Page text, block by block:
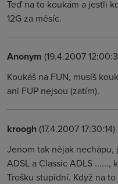
Teď na to koukám a jestli
12G za měsíc.
Anonym (19.4.2007
Koukáš na FUN, musíš
ani FUP nejsou (zatím).
kroogh(17.4.2007 17:30:14)
Jenom tak nějak
ADSL a Classic ADLS
Trošku stupidní. Když na